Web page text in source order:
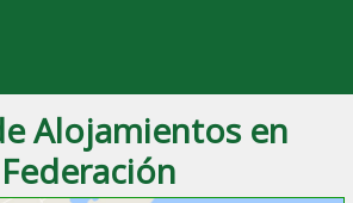
Alojamientos en
Federación